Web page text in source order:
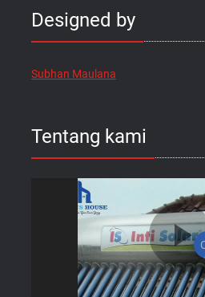
Designed by
Subhan Maulana
Tentang kami